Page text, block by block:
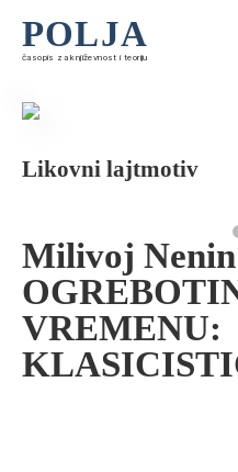
POLJA
časopis za književnost i teoriju
Likovni lajtmotiv
Milivoj
VREMENU: